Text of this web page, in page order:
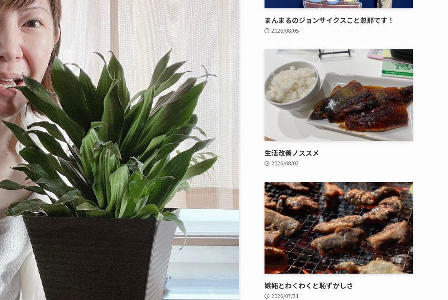
まんまるのジョンサイクスこと忽那です！
2026/08/05
生活改善ノススメ
2026/08/02
嫉妬とわくわくと恥ずかしさ
2026/07/31